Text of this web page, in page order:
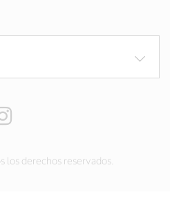
los derechos reservados.